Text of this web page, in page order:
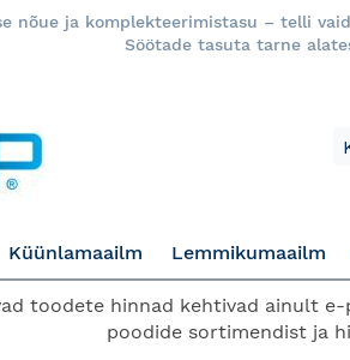
nõue ja komplekteerimistasu – telli
Söötade tasuta tarne
Küünlamaailm Lemmikumaailm
toodete hinnad kehtivad ainult e-
poodide sortimendist ja